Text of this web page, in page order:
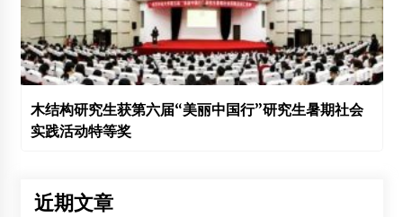
木结构研究生获第六届“美丽中国行”研究生暑期社会
实践活动特等奖
近期文章